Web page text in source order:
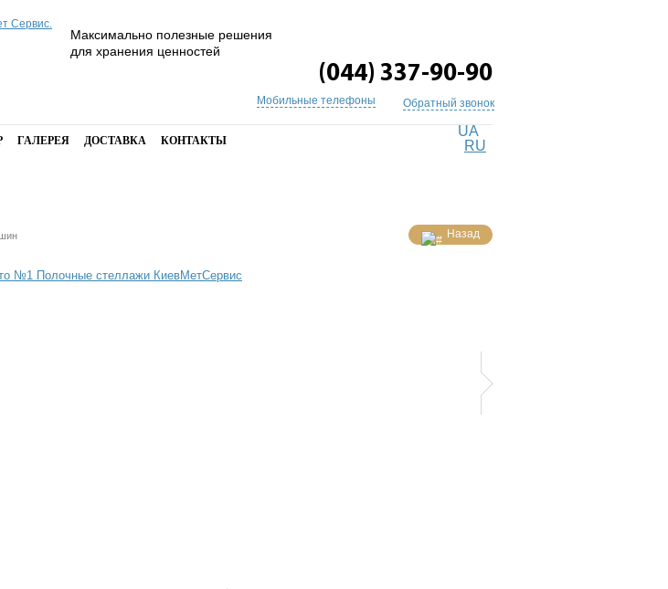
Максимально полезные решения
для хранения ценностей
(044) 337-90-90
Мобильные телефоны Обратный звонок
ГАЛЕРЕЯ ДОСТАВКА КОНТАКТЫ
UA
RU
Назад